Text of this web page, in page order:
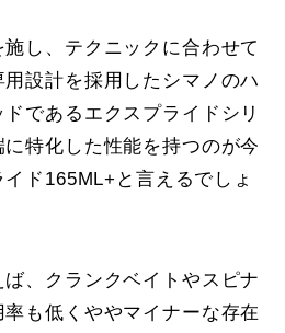
し、テクニックに合わせて
設計を採用したシマノのハ
であるエクスプライドシリ
特化した性能を持つのが今
ド165ML+と言えるでしょ
、クランクベイトやスピナ
も低くややマイナーな存在